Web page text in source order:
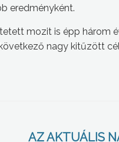
eredményként.
mozit is épp három
nagy kitűzött
AZ AKTUÁLIS